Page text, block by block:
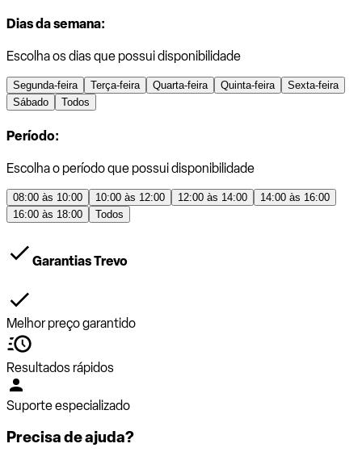
Dias da semana:
Escolha os dias que possui disponibilidade
Segunda-feira Terça-feira Quarta-feira Quinta-feira
Sexta-feira
Sábado
Todos
Período:
Escolha o período que possui disponibilidade
08:00 às 10:00 10:00 às 12:00 12:00 às 14:00
14:00 às 16:00
16:00 às 18:00
Todos
Garantias Trevo
Melhor preço garantido
Resultados rápidos
Suporte especializado
Precisa de ajuda?